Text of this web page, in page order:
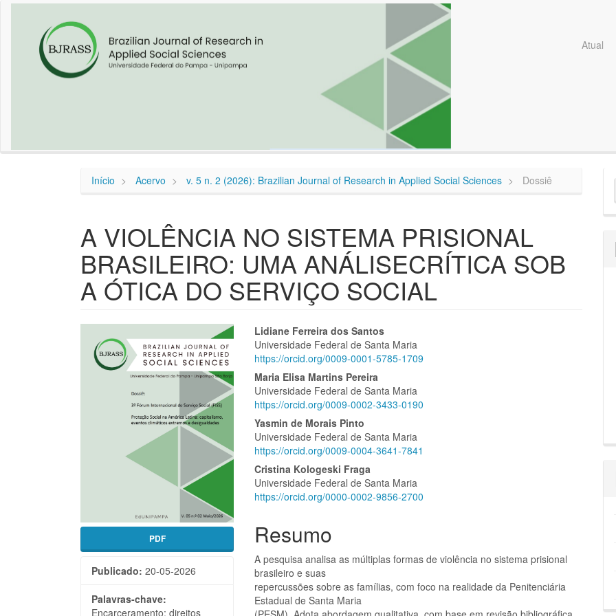
Navegação
Principal
Conteúdo
principal
Barra
Lateral
Atual
Início Acervo v. 5 n. 2 (2026): Brazilian Journal of Research in Applied Social Sciences Dossiê
A VIOLÊNCIA NO SISTEMA PRISIONAL
BRASILEIRO: UMA ANÁLISECRÍTICA SOB
A ÓTICA DO SERVIÇO SOCIAL
Barra
lateral
artigos
PDF
Publicado: 20-05-2026
Palavras-chave:
Encarceramento; direitos
Conteúdo
do
artigo
principal
Lidiane Ferreira dos Santos
Universidade Federal de Santa Maria
https://orcid.org/0009-0001-5785-1709
Maria Elisa Martins Pereira
Universidade Federal de Santa Maria
https://orcid.org/0009-0002-3433-0190
Yasmin de Morais Pinto
Universidade Federal de Santa Maria
https://orcid.org/0009-0004-3641-7841
Cristina Kologeski Fraga
Universidade Federal de Santa Maria
https://orcid.org/0000-0002-9856-2700
Resumo
A pesquisa analisa as múltiplas formas de violência no sistema prisional
brasileiro e suas
repercussões sobre as famílias, com foco na realidade da Penitenciária
Estadual de Santa Maria